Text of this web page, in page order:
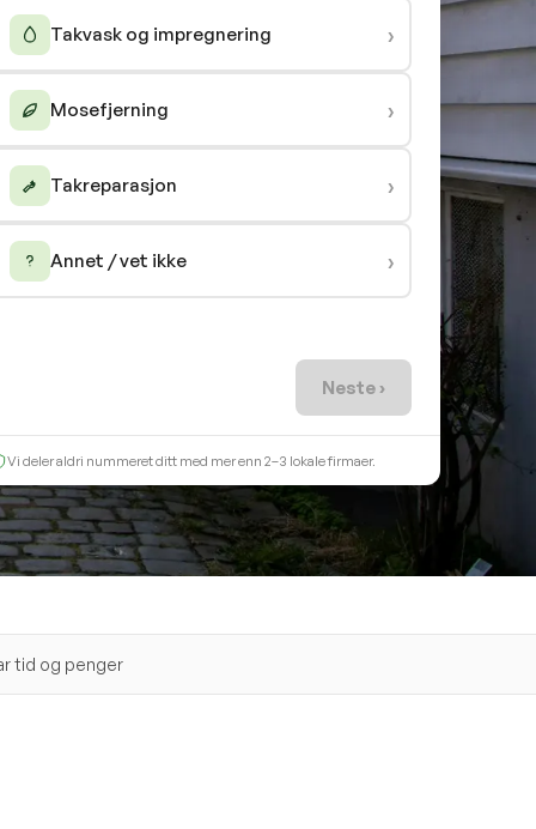
Takvask og impregnering ›
Mosefjerning ›
Takreparasjon ›
Annet / vet ikke ›
Neste ›
Vi deler aldri nummeret ditt med mer enn 2–3 lokale firmaer.
tid og penger